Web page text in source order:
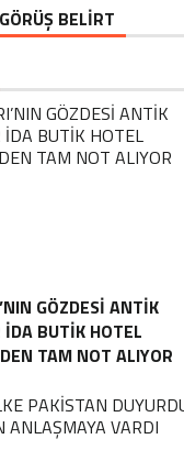
BELİRT
GÖZDESI ANTIK
BUTIK HOTEL
TAM NOT ALIYOR